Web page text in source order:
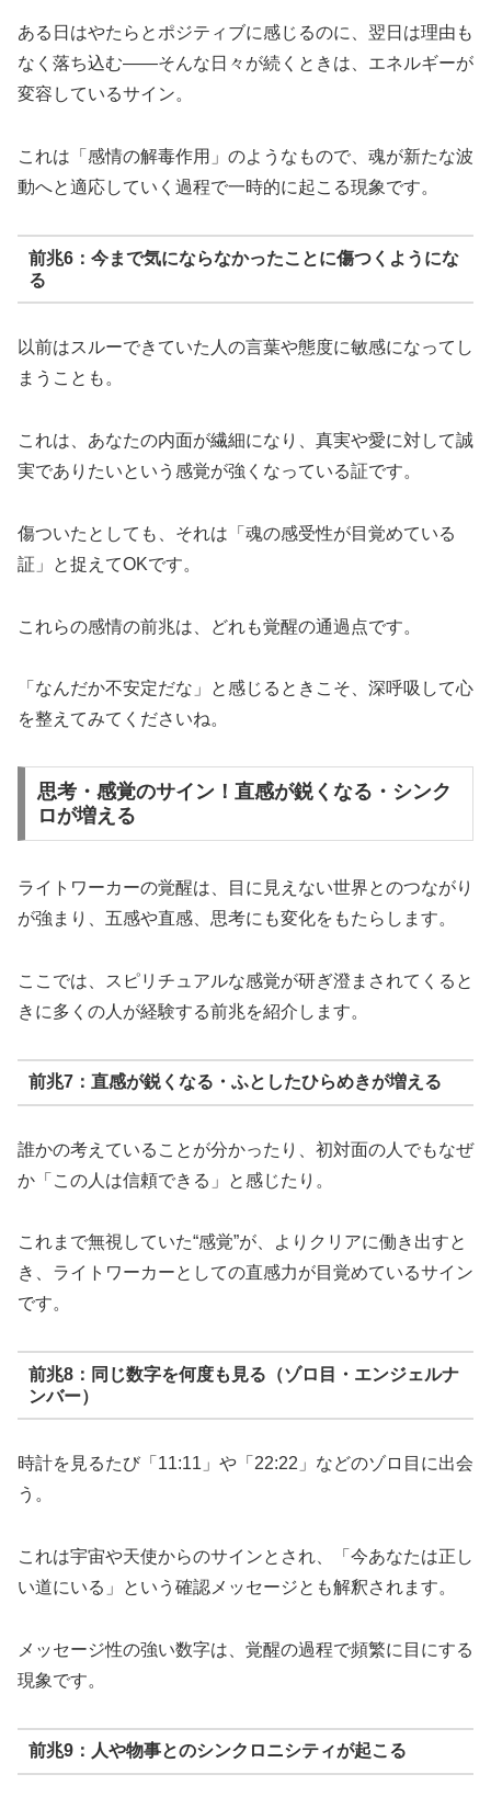
ある日はやたらとポジティブに感じるのに、翌日は理由も
なく落ち込む——そんな日々が続くときは、エネルギーが
変容しているサイン。
これは「感情の解毒作用」のようなもので、魂が新たな波
動へと適応していく過程で一時的に起こる現象です。
前兆6：今まで気にならなかったことに傷つくようにな
る
以前はスルーできていた人の言葉や態度に敏感になってし
まうことも。
これは、あなたの内面が繊細になり、真実や愛に対して誠
実でありたいという感覚が強くなっている証です。
傷ついたとしても、それは「魂の感受性が目覚めている
証」と捉えてOKです。
これらの感情の前兆は、どれも覚醒の通過点です。
「なんだか不安定だな」と感じるときこそ、深呼吸して心
を整えてみてくださいね。
思考・感覚のサイン！直感が鋭くなる・シンク
ロが増える
ライトワーカーの覚醒は、目に見えない世界とのつながり
が強まり、五感や直感、思考にも変化をもたらします。
ここでは、スピリチュアルな感覚が研ぎ澄まされてくると
きに多くの人が経験する前兆を紹介します。
前兆7：直感が鋭くなる・ふとしたひらめきが増える
誰かの考えていることが分かったり、初対面の人でもなぜ
か「この人は信頼できる」と感じたり。
これまで無視していた“感覚”が、よりクリアに働き出すと
き、ライトワーカーとしての直感力が目覚めているサイン
です。
前兆8：同じ数字を何度も見る（ゾロ目・エンジェルナ
ンバー）
時計を見るたび「11:11」や「22:22」などのゾロ目に出会
う。
これは宇宙や天使からのサインとされ、「今あなたは正し
い道にいる」という確認メッセージとも解釈されます。
メッセージ性の強い数字は、覚醒の過程で頻繁に目にする
現象です。
前兆9：人や物事とのシンクロニシティが起こる